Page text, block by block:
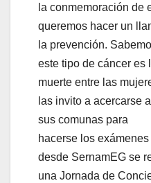
la conmemoración de
queremos hacer un
la prevención.
este tipo de cáncer es
muerte entre las
las invito a acercarse
sus comunas para
hacerse los
desde SernamEG se
una Jornada de